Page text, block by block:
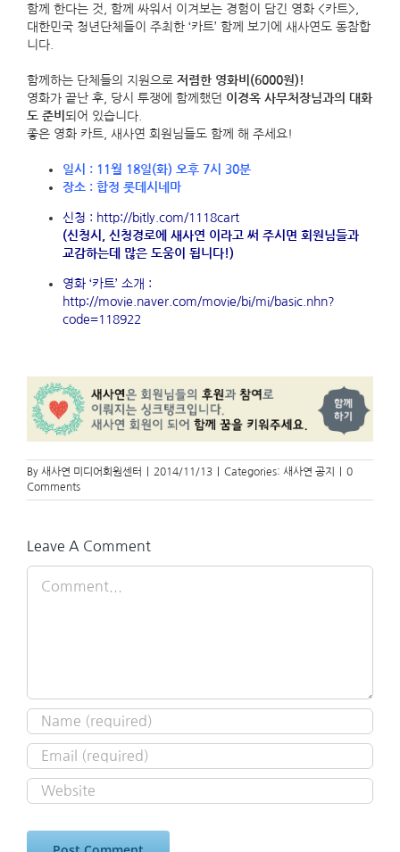
함께 한다는 것, 함께 싸워서 이겨보는 경험이 담긴 영화 <카트>,
대한민국 청년단체들이 주최한 ‘카트’ 함께 보기에 새사연도 동참합
니다.
함께하는 단체들의 지원으로 저렴한 영화비(6000원)!
영화가 끝난 후, 당시 투쟁에 함께했던 이경옥 사무처장님과의 대화
도 준비 되어 있습니다.
좋은 영화 카트, 새사연 회원님들도 함께 해 주세요!
일시 : 11월 18일(화) 오후 7시 30분
장소 : 합정 롯데시네마
신청 : http://bitly.com/1118cart
(신청시, 신청경로에 새사연 이라고 써 주시면 회원님들과
교감하는데 많은 도움이 됩니다!)
영화 ‘카트’ 소개 :
http://movie.naver.com/movie/bi/mi/basic.nhn?
code=118922
By 새사연 미디어회원센터 2014/11/13 Categories: 새사연 공지
0
Comments
Leave A Comment
Comment